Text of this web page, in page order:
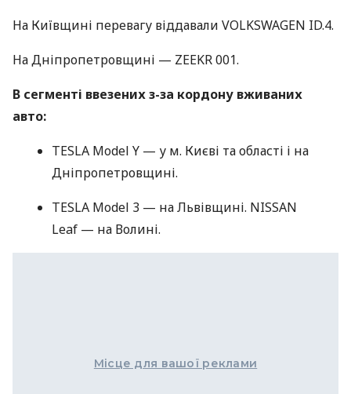
На Київщині перевагу віддавали VOLKSWAGEN ID.4.
На Дніпропетровщині — ZEEKR 001.
В сегменті ввезених з-за кордону вживаних
авто:
TESLA Model Y — у м. Києві та області і на
Дніпропетровщині.
TESLA Model 3 — на Львівщині. NISSAN
Leaf — на Волині.
Місце для вашої реклами